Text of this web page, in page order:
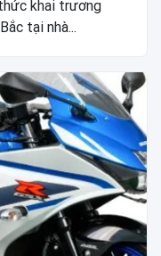
khai trương
tại nhà...